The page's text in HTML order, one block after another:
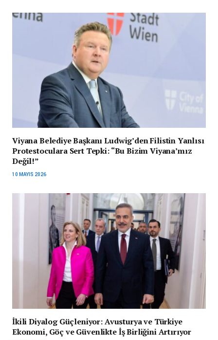
Viyana Belediye Başkanı Ludwig’den Filistin Yanlısı
Protestoculara Sert Tepki: “Bu Bizim Viyana’mız
Değil!”
10 MAYIS 2026
İkili Diyalog Güçleniyor: Avusturya ve Türkiye
Ekonomi, Göç ve Güvenlikte İş Birliğini Artırıyor